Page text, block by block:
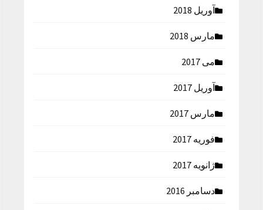
آوریل 2018
مارس 2018
می 2017
آوریل 2017
مارس 2017
فوریه 2017
ژانویه 2017
دسامبر 2016